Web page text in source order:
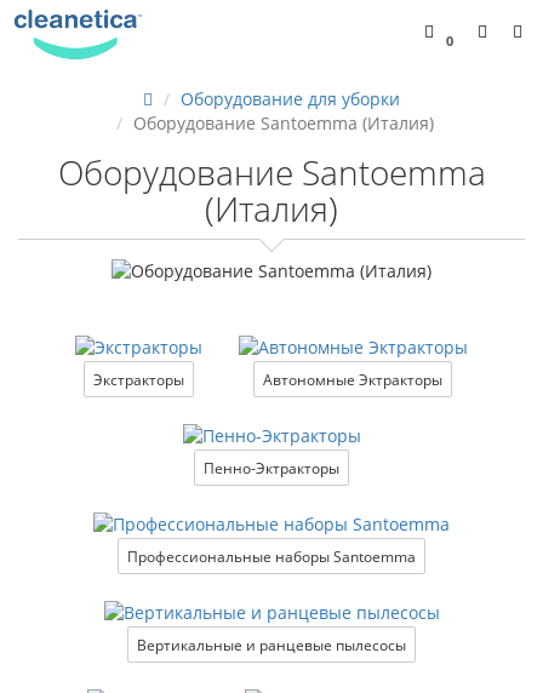
0
Оборудование для уборки
Оборудование Santoemma (Италия)
Оборудование Santoemma
(Италия)
Экстракторы Автономные Эктракторы
Пенно-Эктракторы
Профессиональные наборы Santoemma
Вертикальные и ранцевые пылесосы